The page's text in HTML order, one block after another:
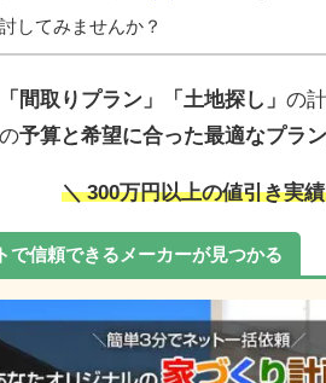
してみませんか？
間取りプラン」「土地探し」 の
予算と希望に合った最適なプラン
＼ 300万円以上の値引き実
で信頼できるメーカーが見つかる